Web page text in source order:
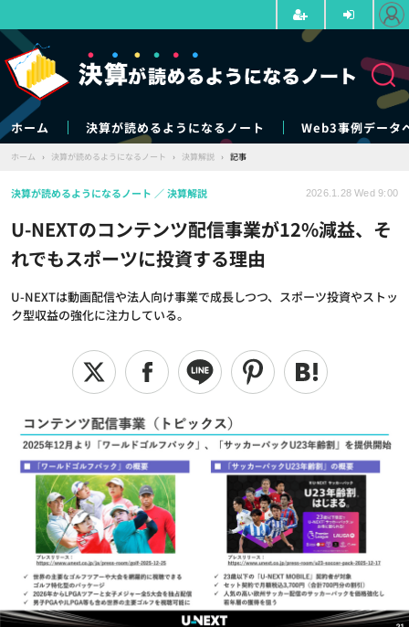
ホーム 決算が読めるようになるノート Web3事例データ
ホーム › 決算が読めるようになるノート › 決算解説 › 記事
U-NEXTのコンテンツ配信事業が12%減益、そ
れでもスポーツに投資する理由
U-NEXTは動画配信や法人向け事業で成長しつつ、スポーツ投資やストッ
ク型収益の強化に注力している。
決算が読めるようになるノート 決算解説 2026.1.28 Wed 9:00